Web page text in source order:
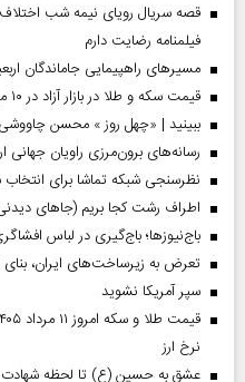
قصه سریال رویای نیمه شب
فیلمنامه رضایت دارم
مسیر‌های راهپیمایی جاماندگان
قیمت سکه و طلا در بازار آزاد در ۱۰ مرداد ۱۴۰۵
ببینید | «چهل روز » محسن
رسانه‌های برون‌مرزی راویان جهانی
نظرسنجی شبکه تماشا برای
اطراف رشت کجا بریم (جاهای
باج‌نیوزها؛ باج‌گیری در لباس
تعرض به زیرساخت‌های ایران، بنای
سپر آمریکا نشوید
نرخ ارز
عشق به حسین (ع) تا لحظه شهادت